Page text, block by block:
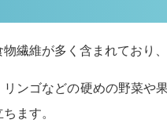
繊維が多く含まれており
ンゴなどの硬めの野菜や
ます。